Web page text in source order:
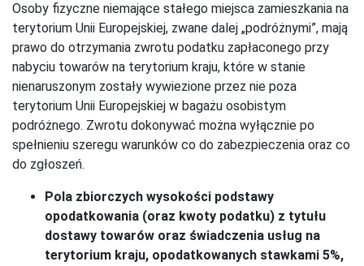
Osoby fizyczne niemające stałego miejsca zamieszkania na
terytorium Unii Europejskiej, zwane dalej „podróżnymi”, mają
prawo do otrzymania zwrotu podatku zapłaconego przy
nabyciu towarów na terytorium kraju, które w stanie
nienaruszonym zostały wywiezione przez nie poza
terytorium Unii Europejskiej w bagażu osobistym
podróżnego. Zwrotu dokonywać można wyłącznie po
spełnieniu szeregu warunków co do zabezpieczenia oraz co
do zgłoszeń.
Pola zbiorczych wysokości podstawy
opodatkowania (oraz kwoty podatku) z tytułu
dostawy towarów oraz świadczenia usług na
terytorium kraju, opodatkowanych stawkami 5%,